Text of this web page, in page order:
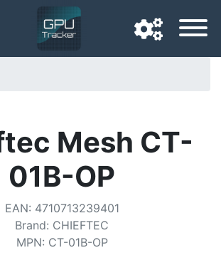
Mesh CT-
01B-OP
EAN: 4710713239401
Brand: CHIEFTEC
MPN: CT-01B-OP